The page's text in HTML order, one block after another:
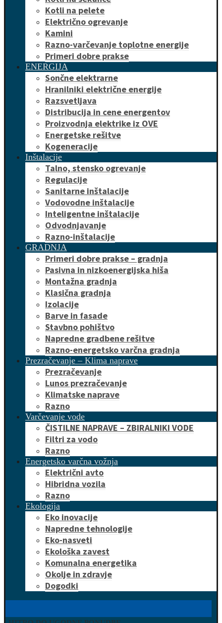
Kotli na pelete
Električno ogrevanje
Kamini
Razno-varčevanje toplotne energije
Primeri dobre prakse
ENERGIJA
Sončne elektrarne
Hranilniki električne energije
Razsvetljava
Distribucija in cene energentov
Proizvodnja elektrike iz OVE
Energetske rešitve
Kogeneracije
Inštalacije
Talno, stensko ogrevanje
Regulacije
Sanitarne inštalacije
Vodovodne inštalacije
Inteligentne inštalacije
Odvodnjavanje
Razno-inštalacije
GRADNJA
Primeri dobre prakse – gradnja
Pasivna in nizkoenergijska hiša
Montažna gradnja
Klasična gradnja
Izolacije
Barve in fasade
Stavbno pohištvo
Napredne gradbene rešitve
Razno-energetsko varčna gradnja
Prezračevanje – Klima naprave
Prezračevanje
Lunos prezračevanje
Klimatske naprave
Razno
Varčevanje vode
ČISTILNE NAPRAVE – ZBIRALNIKI VODE
Filtri za vodo
Razno
Energetsko varčna vožnja
Električni avto
Hibridna vozila
Razno
Ekologija
Eko inovacije
Napredne tehnologije
Eko-nasveti
Ekološka zavest
Komunalna energetika
Okolje in zdravje
Dogodki